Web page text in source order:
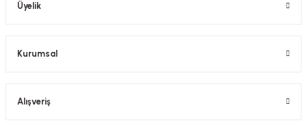
Üyelik
Kurumsal
Alışveriş